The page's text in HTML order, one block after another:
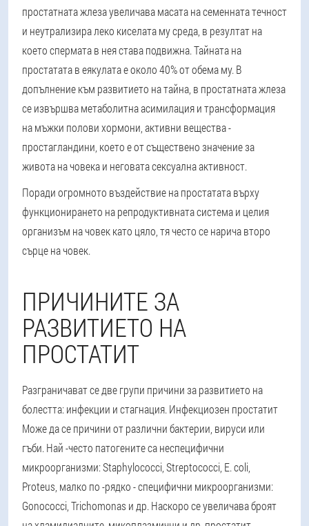
простатната жлеза увеличава масата на семенната течност
и неутрализира леко киселата му среда, в резултат на
което спермата в нея става подвижна. Тайната на
простатата в еякулата е около 40% от обема му. В
допълнение към развитието на тайна, в простатната жлеза
се извършва метаболитна асимилация и трансформация
на мъжки полови хормони, активни вещества -
простагландини, което е от съществено значение за
живота на човека и неговата сексуална активност.
Поради огромното въздействие на простатата върху
функционирането на репродуктивната система и целия
организъм на човек като цяло, тя често се нарича второ
сърце на човек.
ПРИЧИНИТЕ ЗА
РАЗВИТИЕТО НА
ПРОСТАТИТ
Разграничават се две групи причини за развитието на
болестта: инфекции и стагнация. Инфекциозен простатит
Може да се причини от различни бактерии, вируси или
гъби. Най -често патогените са неспецифични
микроорганизми: Staphylococci, Streptococci, E. coli,
Proteus, малко по -рядко - специфични микроорганизми:
Gonococci, Trichomonas и др. Наскоро се увеличава броят